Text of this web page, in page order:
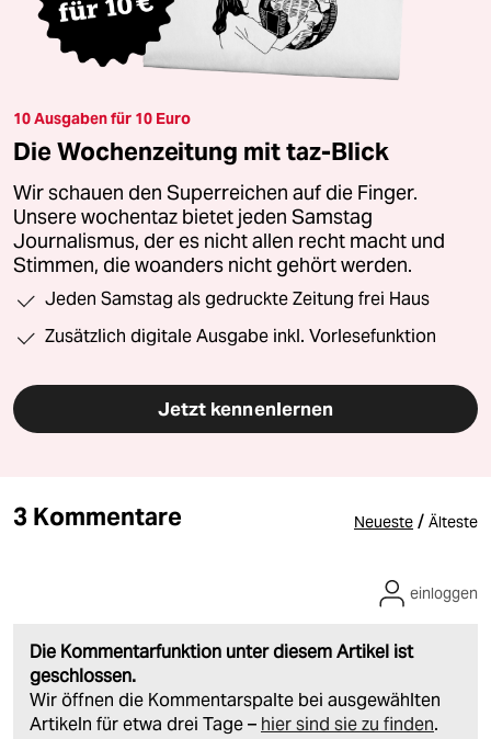
10 Ausgaben für 10 Euro
Die Wochenzeitung mit taz-Blick
Wir schauen den Superreichen auf die Finger.
Unsere wochentaz bietet jeden Samstag
Journalismus, der es nicht allen recht macht und
Stimmen, die woanders nicht gehört werden.
Jeden Samstag als gedruckte Zeitung frei Haus
Zusätzlich digitale Ausgabe inkl. Vorlesefunktion
Jetzt kennenlernen
3 Kommentare Neueste / Älteste
Die Kommentarfunktion unter diesem Artikel ist
geschlossen.
Wir öffnen die Kommentarspalte bei ausgewählten
Artikeln für etwa drei Tage – hier sind sie zu finden.
einloggen